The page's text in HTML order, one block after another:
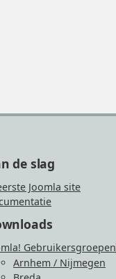
de slag
Joomla site
Gebruikersgroepen
Arnhem / Nijmegen